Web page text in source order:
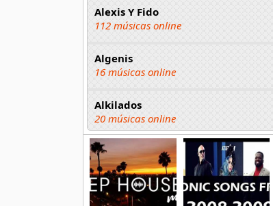
Alexis Y Fido
112 músicas online
Algenis
16 músicas online
Alkilados
20 músicas online
Andy Boy
42 músicas online
Angel Olmos